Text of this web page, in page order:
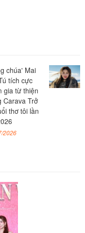
chúa' Mai
tích cực
gia từ thiện
Carava Trở
thơ tôi lần
2026